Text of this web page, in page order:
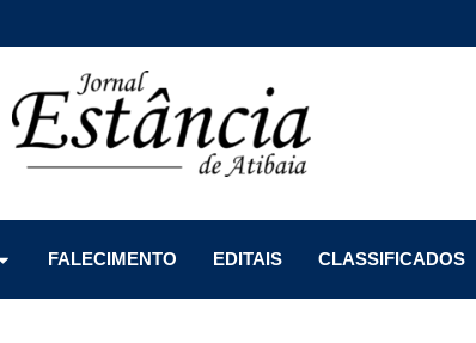
FALECIMENTO EDITAIS CLASSIFICADOS